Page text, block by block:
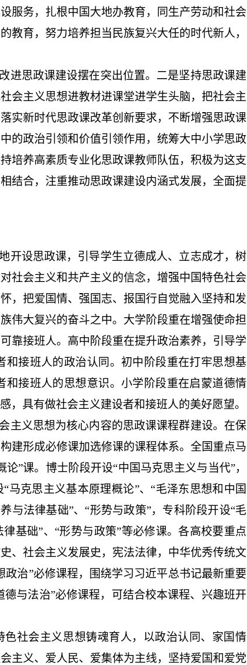
服务，扎根中国大地办教育，同生产劳动和社会
教育，努力培养担当民族复兴大任的时代新人，
进思政课建设摆在突出位置。二是坚持思政课建
会主义思想进教材进课堂进学生头脑，把社会主
实新时代思政课改革创新要求，不断增强思政课
的政治引领和价值引领作用，统筹大中小学思政
培养高素质专业化思政课教师队伍，积极为这支
结合，注重推动思政课建设内涵式发展，全面提
开设思政课，引导学生立德成人、立志成才，树
社会主义和共产主义的信念，增强中国特色社会
，把爱国情、强国志、报国行自觉融入坚持和发
伟大复兴的奋斗之中。大学阶段重在增强使命担
靠接班人。高中阶段重在提升政治素养，引导学
接班人的政治认同。初中阶段重在打牢思想基
接班人的思想意识。小学阶段重在启蒙道德情
，具有做社会主义建设者和接班人的美好愿望。
主义思想为核心内容的思政课课程群建设。在保
建形成必修课加选修课的课程体系。全国重点马
”课。博士阶段开设“中国马克思主义与当代”，
马克思主义基本原理概论”、“毛泽东思想和中国
与法律基础”、“形势与政策”，专科阶段开设“毛
基础”、“形势与政策”等必修课。各高校要重点
、社会主义发展史，宪法法律，中华优秀传统文
治”必修课程，围绕学习习近平总书记最新重要
与法治”必修课程，可结合校本课程、兴趣班开
色社会主义思想铸魂育人，以政治认同、家国情
主义、爱人民、爱集体为主线，坚持爱国和爱党